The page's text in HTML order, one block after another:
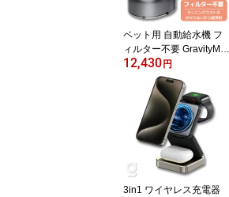
ペット用 自動給水機 フ
ィルター不要 GravityMia
o 猫 小型犬用 3L大容量
コードレス 4.5db静音 日
本語説明書付き 丸洗い可
簡単お手入れ ぬめり対策
多頭飼い対応 水飲み機
水やり機 水のみ器 自動
補水 脱水対策 いぬ ねこ
お留守番 衛生的 清潔 新
鮮な水
12,430 円
3in1 ワイヤレス充電器